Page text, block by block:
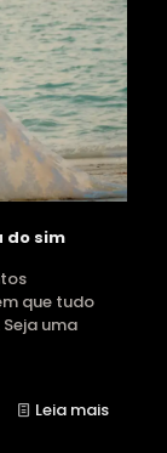
do sim
que tudo
uma
Leia mais